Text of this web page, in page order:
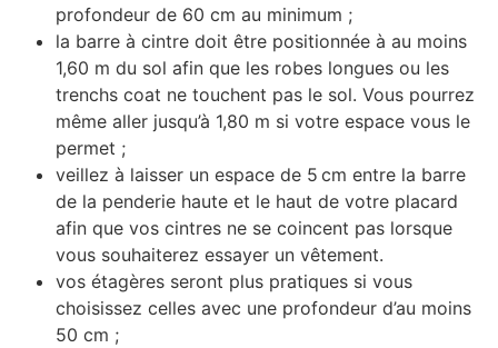
profondeur de 60 cm au minimum ;
la barre à cintre doit être positionnée à au moins
1,60 m du sol afin que les robes longues ou les
trenchs coat ne touchent pas le sol. Vous pourrez
même aller jusqu’à 1,80 m si votre espace vous le
permet ;
veillez à laisser un espace de 5 cm entre la barre
de la penderie haute et le haut de votre placard
afin que vos cintres ne se coincent pas lorsque
vous souhaiterez essayer un vêtement.
vos étagères seront plus pratiques si vous
choisissez celles avec une profondeur d’au moins
50 cm ;